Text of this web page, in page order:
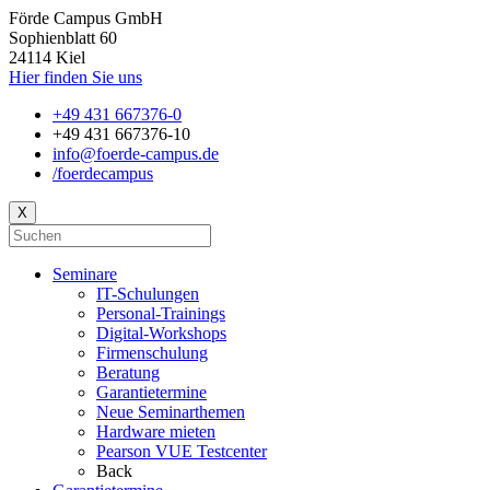
Förde Campus GmbH
Sophienblatt 60
24114 Kiel
Hier finden Sie uns
+49 431 667376-0
+49 431 667376-10
info@foerde-campus.de
/foerdecampus
X
Seminare
IT-Schulungen
Personal-Trainings
Digital-Workshops
Firmenschulung
Beratung
Garantietermine
Neue Seminarthemen
Hardware mieten
Pearson VUE Testcenter
Back